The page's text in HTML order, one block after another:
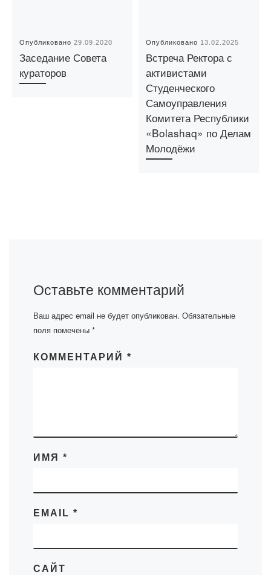
Опубликовано29.09.2020
Заседание Совета
кураторов
Опубликовано 13.02.2025
Встреча Ректора с
активистами
Студенческого
Самоуправления
Комитета Республики
«Bolashaq» по Делам
Молодёжи
Оставьте комментарий
Ваш адрес email не будет опубликован. Обязательные
поля помечены *
КОММЕНТАРИЙ *
ИМЯ *
EMAIL *
САЙТ